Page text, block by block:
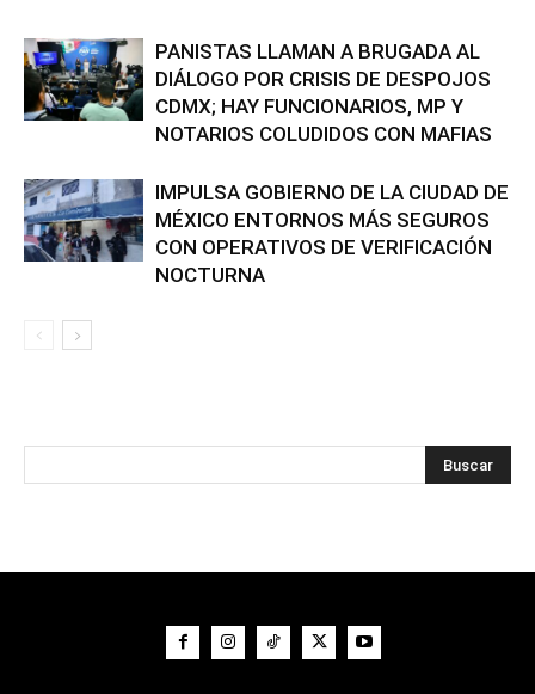
PANISTAS LLAMAN A BRUGADA AL
DIÁLOGO POR CRISIS DE DESPOJOS
CDMX; HAY FUNCIONARIOS, MP Y
NOTARIOS COLUDIDOS CON MAFIAS
IMPULSA GOBIERNO DE LA CIUDAD DE
MÉXICO ENTORNOS MÁS SEGUROS
CON OPERATIVOS DE VERIFICACIÓN
NOCTURNA